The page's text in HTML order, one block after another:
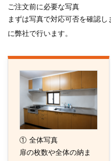
ご注文前に必要な写真
まずは写真で対応可否を確認
に弊社で行います。
① 全体写真
扉の枚数や全体の納ま